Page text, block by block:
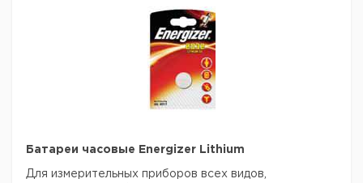
Батареи часовые Energizer Lithium
Для измерительных приборов всех видов,